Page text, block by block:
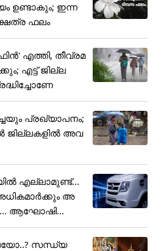
ഉണ്ടാകും; ഇന്ന
ഫലം
എത്തി, തീവ്രമ
എട്ട് ജില്ല
പ്രഖ്യാപനം;
അവ
എല്ലാമുണ്ട്...
അ
ആഘോഷി...
സന്ധ്യ